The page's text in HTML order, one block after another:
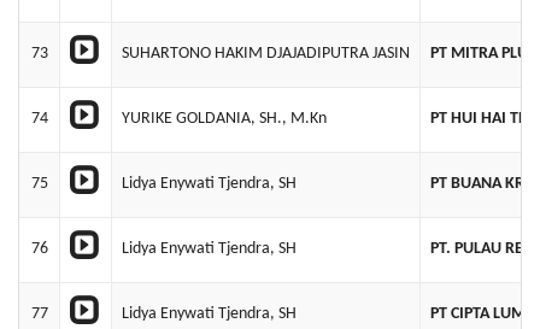
73 SUHARTONO HAKIM DJAJADIPUTRA JASIN PT MITRA
74 YURIKE GOLDANIA, SH., M.Kn PT HUI HAI
75 Lidya Enywati Tjendra, SH PT BUANA
76 Lidya Enywati Tjendra, SH PT. PULAU
77 Lidya Enywati Tjendra, SH PT CIPTA